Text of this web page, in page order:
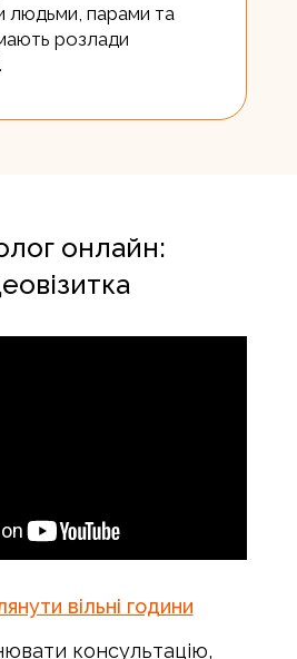
людьми, парами та
розлади
онлайн:
вільні години
консультацію,